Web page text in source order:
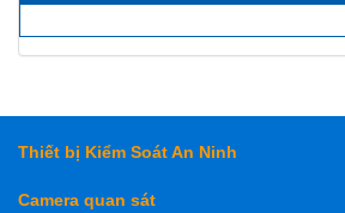
Thiết bị Kiểm Soát An Ninh
Camera quan sát